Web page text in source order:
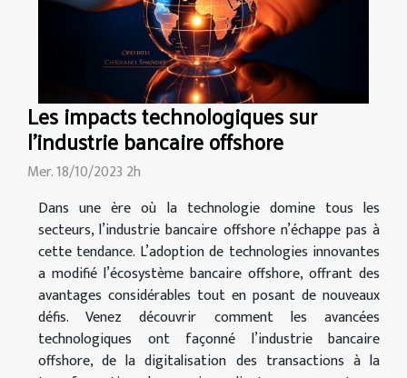
Les impacts technologiques sur
l'industrie bancaire offshore
Mer. 18/10/2023 2h
Dans une ère où la technologie domine tous les
secteurs, l’industrie bancaire offshore n’échappe pas à
cette tendance. L’adoption de technologies innovantes
a modifié l’écosystème bancaire offshore, offrant des
avantages considérables tout en posant de nouveaux
défis. Venez découvrir comment les avancées
technologiques ont façonné l’industrie bancaire
offshore, de la digitalisation des transactions à la